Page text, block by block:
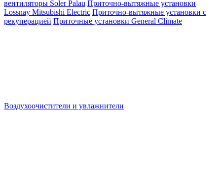
вентиляторы Soler Palau Приточно-вытяжные установки
Lossnay Mitsubishi Electric Приточно-вытяжные установки с
рекуперацией Приточные установки General Climate
Воздухоочистители и увлажнители